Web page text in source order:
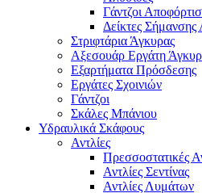
Γάντζοι
Δείκτες Σήμανσης
Στριφτάρια Άγκυρας
Αξεσουάρ Εργάτη
Εξαρτήματα Πρόσδεσης
Εργάτες Σχοινιών
Γάντζοι
Σκάλες Μπάνιου
Υδραυλικά Σκάφους
Αντλίες
Πρεσσοστατικές
Αντλίες Σεντίνας
Αντλίες Λυμάτων